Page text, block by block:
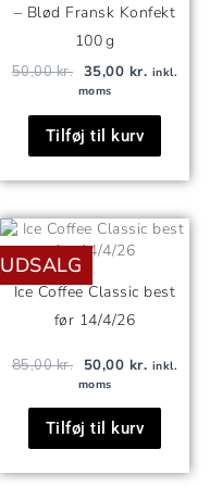
– Blød Fransk Konfekt
100 g
50,00kr. 35,00 kr. inkl.
moms
Tilføj til kurv
UDSALG
Ice Coffee Classic best
før 14/4/26
85,00kr.
Den
oprindelige
pris
var:
85,00 kr..
50,00 kr.
Den
50,00 kr..
inkl.
moms
Tilføj til kurv